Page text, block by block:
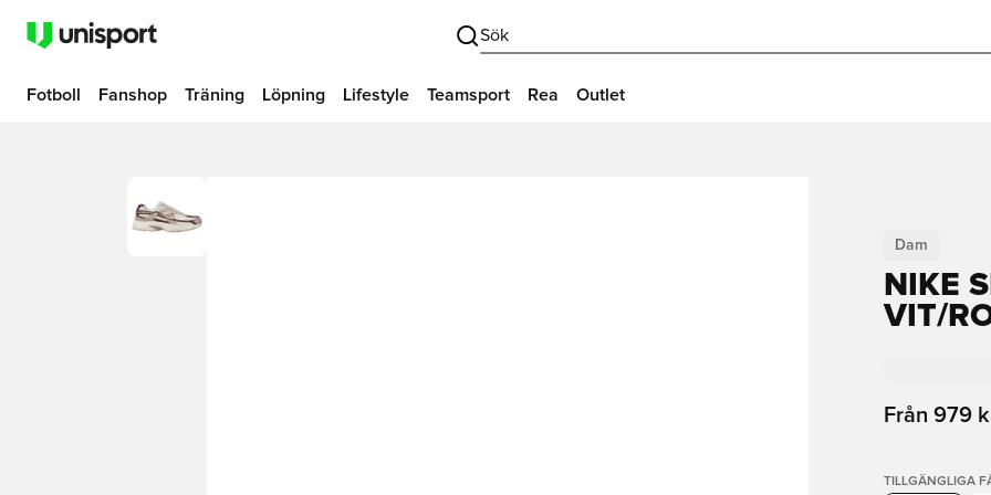
Sök
Fotboll Fanshop Träning Löpning Lifestyle Teamsport Rea Outlet
Dam
NIKE
VIT/
Från 979
TILLGÄNGLIGA